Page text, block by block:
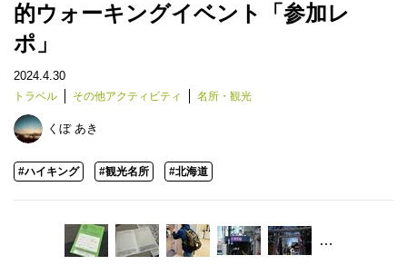
的ウォーキングイベント「参加レ
ポ」
2024.4.30
トラベル その他アクティビティ 名所・観光
くぼ あき
#ハイキング #観光名所 #北海道
…